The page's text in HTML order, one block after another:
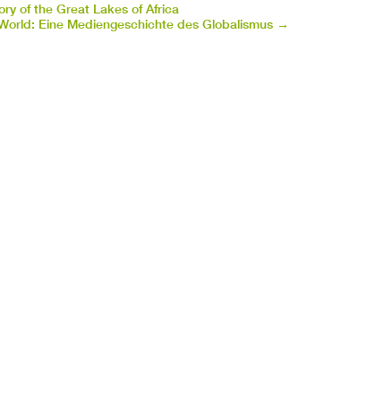
of the Great Lakes of Africa
Eine Mediengeschichte des Globalismus →